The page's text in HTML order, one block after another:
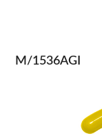
M/1536AGI